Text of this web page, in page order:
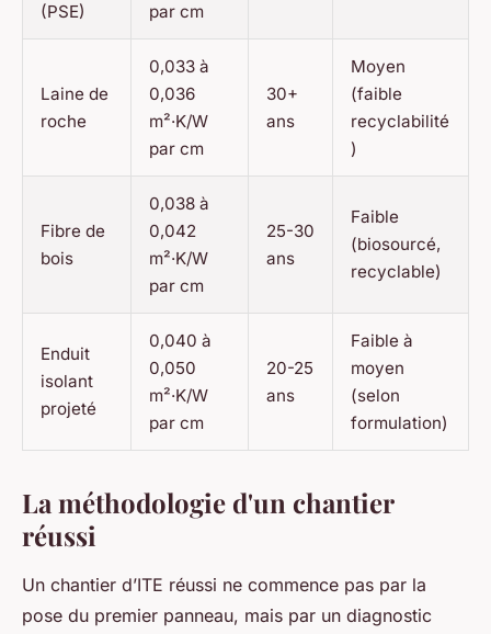
(PSE)
par cm
Laine de
roche
0,033 à
0,036
m²·K/W
par cm
30+
ans
Moyen
(faible
recyclabilité
)
Fibre de
bois
0,038 à
0,042
m²·K/W
par cm
25-30
ans
Faible
(biosourcé,
recyclable)
Enduit
isolant
projeté
0,040 à
0,050
m²·K/W
par cm
20-25
ans
Faible à
moyen
(selon
formulation)
La méthodologie d'un chantier
réussi
Un chantier d’ITE réussi ne commence pas par la
pose du premier panneau, mais par un diagnostic